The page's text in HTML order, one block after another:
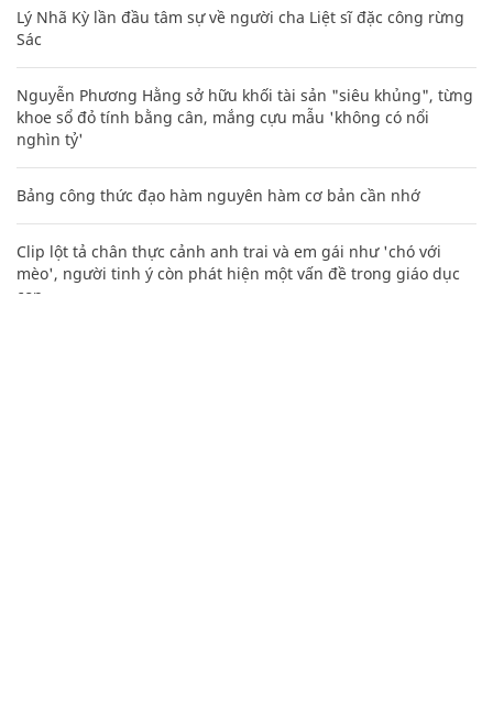
Lý Nhã Kỳ lần đầu tâm sự về người cha Liệt sĩ đặc công rừng
Sác
Nguyễn Phương Hằng sở hữu khối tài sản "siêu khủng", từng
khoe sổ đỏ tính bằng cân, mắng cựu mẫu 'không có nổi
nghìn tỷ'
Bảng công thức đạo hàm nguyên hàm cơ bản cần nhớ
Clip lột tả chân thực cảnh anh trai và em gái như 'chó với
mèo', người tinh ý còn phát hiện một vấn đề trong giáo dục
con